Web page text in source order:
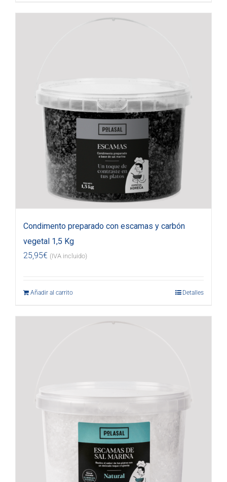
Condimento preparado con escamas y carbón
vegetal 1,5 Kg
25,95€ (IVA incluido)
Añadir al carrito Detalles